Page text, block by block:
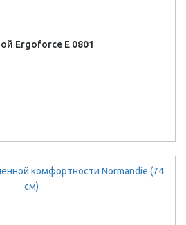
Ergoforce E 0801